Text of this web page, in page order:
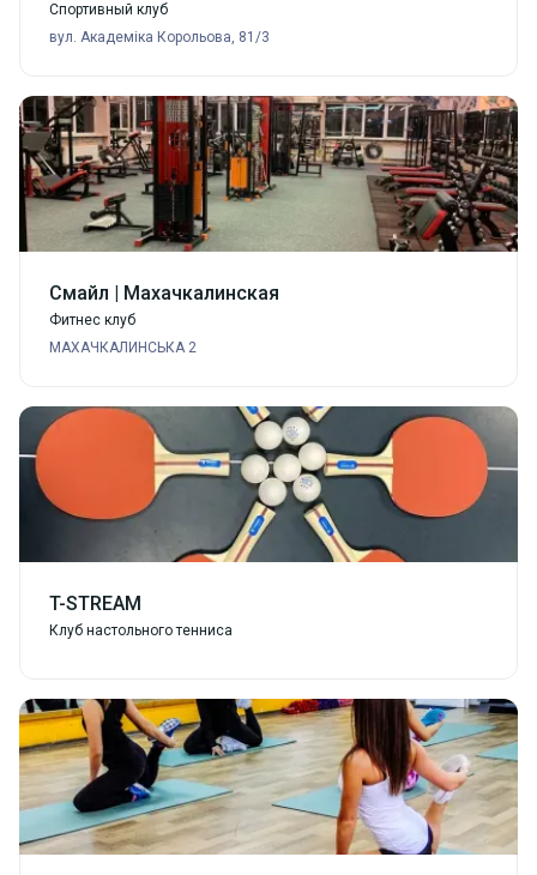
Спортивный клуб
вул. Академіка Корольова, 81/3
Смайл | Махачкалинская
Фитнес клуб
МАХАЧКАЛИНСЬКА 2
T-STREAM
Клуб настольного тенниса